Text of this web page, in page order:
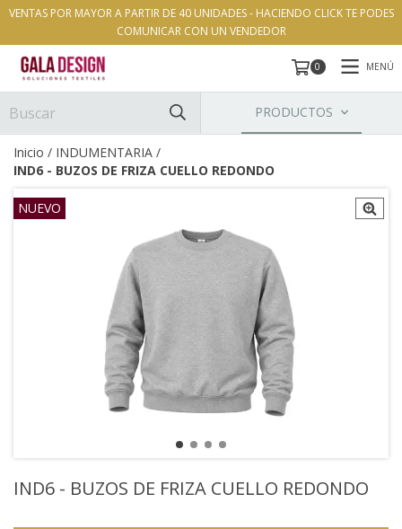
VENTAS POR MAYOR A PARTIR DE 40 UNIDADES - HACIENDO CLICK TE PODES
COMUNICAR CON UN VENDEDOR
0 MENÚ
PRODUCTOS
Inicio / INDUMENTARIA /
IND6 - BUZOS DE FRIZA CUELLO REDONDO
NUEVO
IND6 - BUZOS DE FRIZA CUELLO REDONDO